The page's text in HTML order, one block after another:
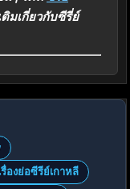
มเกี่ยวกับซีรี่ย์
รื่องย่อซีรีย์เกาหลี